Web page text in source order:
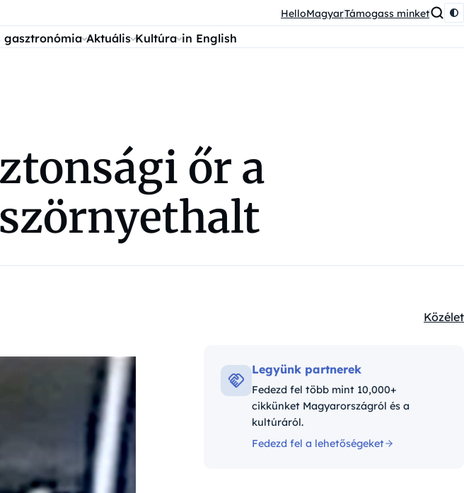
HelloMagyarTámogass minket
gasztronómia Aktuális Kultúra in English
őr a
Közélet
Legyünk partnerek
Fedezd fel több mint 10,000+
cikkünket Magyarországról és a
kultúráról.
Fedezd fel a lehetőségeket